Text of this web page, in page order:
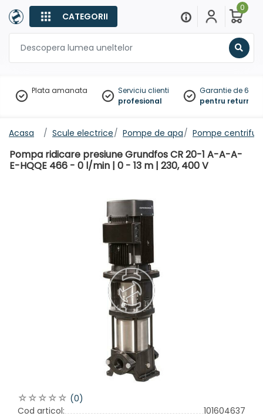
CATEGORII
0
Plata amanata
Serviciu clienti
profesional
Garantie de 60
pentru
Acasa Scule electrice Pompe de apa Pompe
Pompa ridicare presiune Grundfos CR 20-1 A-A-A-
E-HQQE 466 - 0 l/min | 0 - 13 m | 230, 400 V
(0)
Cod articol:
101604637